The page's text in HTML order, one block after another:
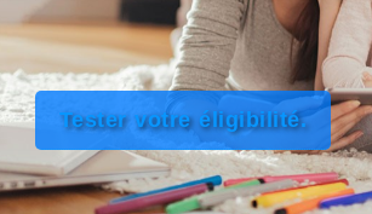
Tester votre éligibilité.